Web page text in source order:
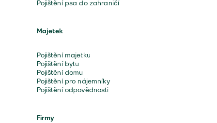
Pojištění psa do zahraničí
Majetek
Pojištění majetku
Pojištění bytu
Pojištění domu
Pojištění pro nájemníky
Pojištění odpovědnosti
Firmy